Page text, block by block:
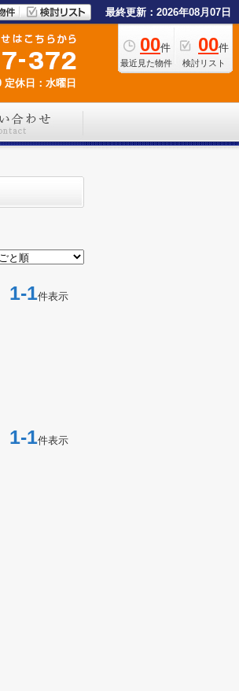
最終更新：2026年08月07日
00件
最近見た物件
00件
検討リスト
定休日：水曜日
1件表示
1件表示